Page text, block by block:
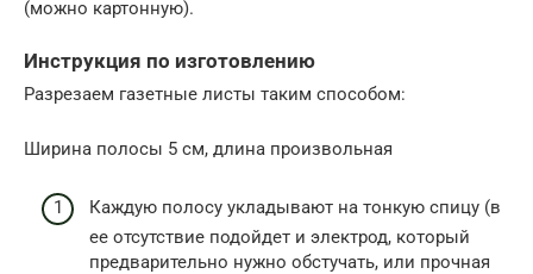
(можно картонную).
Инструкция по изготовлению
Разрезаем газетные листы таким способом:
Ширина полосы 5 см, длина произвольная
Каждую полосу укладывают на тонкую спицу (в
ее отсутствие подойдет и электрод, который
предварительно нужно обстучать, или прочная